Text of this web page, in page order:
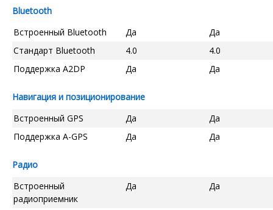
Bluetooth
Встроенный Bluetooth
Да
Да
Стандарт Bluetooth
4.0
4.0
Поддержка A2DP
Да Да
Навигация и позиционирование
Встроенный GPS
Да
Да
Поддержка A-GPS
Да Да
Радио
Встроенный
радиоприемник
Да Да